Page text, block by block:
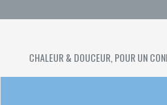
SURMATELAS
CHAUFFANT
CHALEUR & DOUCEUR, POUR UN